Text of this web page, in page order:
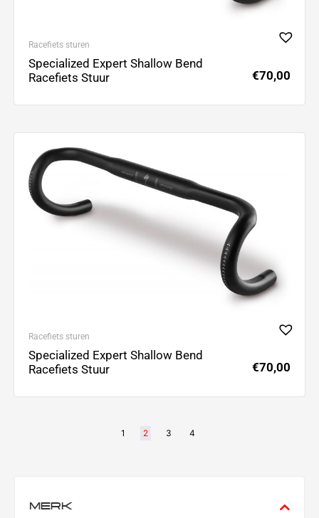
MERK
Racefiets sturen
Specialized Expert Shallow Bend
Racefiets Stuur
€70,00
Racefiets sturen
Specialized Expert Shallow Bend
Racefiets Stuur
€70,00
1 2 3 4